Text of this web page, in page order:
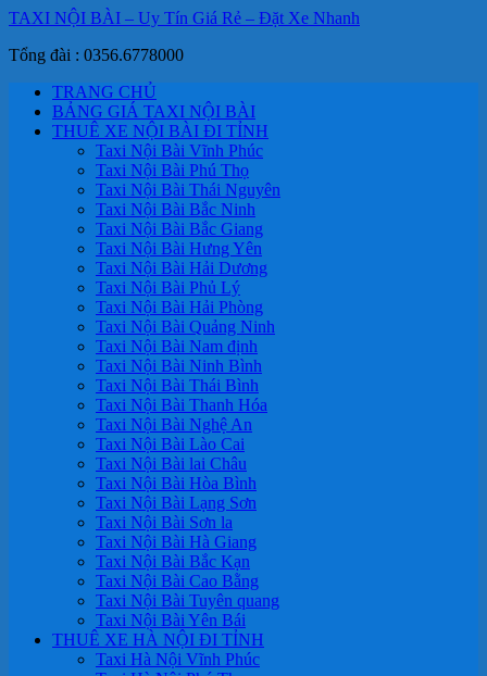
TAXI NỘI BÀI – Uy Tín Giá Rẻ – Đặt Xe Nhanh
Tổng đài : 0356.6778000
TRANG CHỦ
BẢNG GIÁ TAXI NỘI BÀI
THUÊ XE NỘI BÀI ĐI TỈNH
Taxi Nội Bài Vĩnh Phúc
Taxi Nội Bài Phú Thọ
Taxi Nội Bài Thái Nguyên
Taxi Nội Bài Bắc Ninh
Taxi Nội Bài Bắc Giang
Taxi Nội Bài Hưng Yên
Taxi Nội Bài Hải Dương
Taxi Nội Bài Phủ Lý
Taxi Nội Bài Hải Phòng
Taxi Nội Bài Quảng Ninh
Taxi Nội Bài Nam định
Taxi Nội Bài Ninh Bình
Taxi Nội Bài Thái Bình
Taxi Nội Bài Thanh Hóa
Taxi Nội Bài Nghệ An
Taxi Nội Bài Lào Cai
Taxi Nội Bài lai Châu
Taxi Nội Bài Hòa Bình
Taxi Nội Bài Lạng Sơn
Taxi Nội Bài Sơn la
Taxi Nội Bài Hà Giang
Taxi Nội Bài Bắc Kạn
Taxi Nội Bài Cao Bằng
Taxi Nội Bài Tuyên quang
Taxi Nội Bài Yên Bái
THUÊ XE HÀ NỘI ĐI TỈNH
Taxi Hà Nội Vĩnh Phúc